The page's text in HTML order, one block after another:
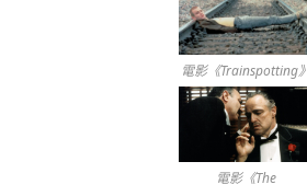
電影《Trainspotting》
電影《The